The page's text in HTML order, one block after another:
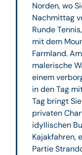
Norden, wo
Nachmittag
Runde
mit dem
Farmland.
malerische
einem
in den Tag
Tag bringt
privaten
idyllischen
Kajakfahren,
Partie